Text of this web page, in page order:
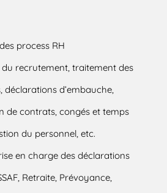
process RH
recrutement, traitement des
déclarations d’embauche,
de contrats, congés et temps
du personnel, etc.
en charge des déclarations
Retraite, Prévoyance,